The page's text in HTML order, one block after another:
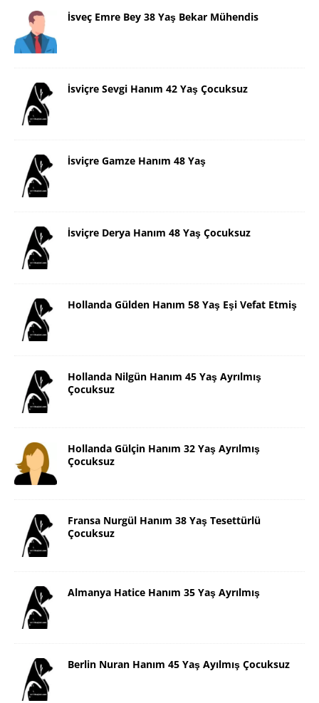
İsveç Emre Bey 38 Yaş Bekar Mühendis
İsviçre Sevgi Hanım 42 Yaş Çocuksuz
İsviçre Gamze Hanım 48 Yaş
İsviçre Derya Hanım 48 Yaş Çocuksuz
Hollanda Gülden Hanım 58 Yaş Eşi Vefat Etmiş
Hollanda Nilgün Hanım 45 Yaş Ayrılmış
Çocuksuz
Hollanda Gülçin Hanım 32 Yaş Ayrılmış
Çocuksuz
Fransa Nurgül Hanım 38 Yaş Tesettürlü
Çocuksuz
Almanya Hatice Hanım 35 Yaş Ayrılmış
Berlin Nuran Hanım 45 Yaş Ayılmış Çocuksuz